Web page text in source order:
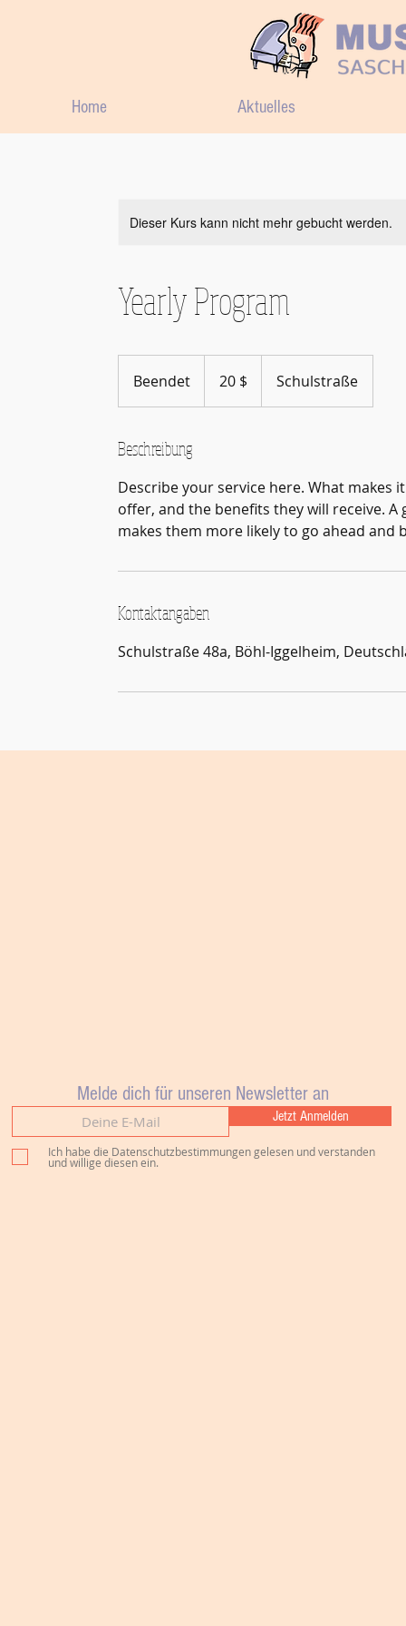
Home Aktuelles
Dieser Kurs kann nicht mehr gebucht werden.
Yearly Program
Beendet
e
n
e
t
Dollar20 $ Schulstraße
Beschreibung
Describe your service here. What makes
offer, and the benefits they will receive.
makes them more likely to go ahead and
Kontaktangaben
Schulstraße 48a, Böhl-Iggelheim,
Melde dich für unseren Newsletter an
Jetzt Anmelden
Ich habe die Datenschutzbestimmungen gelesen und verstanden
und willige diesen ein.